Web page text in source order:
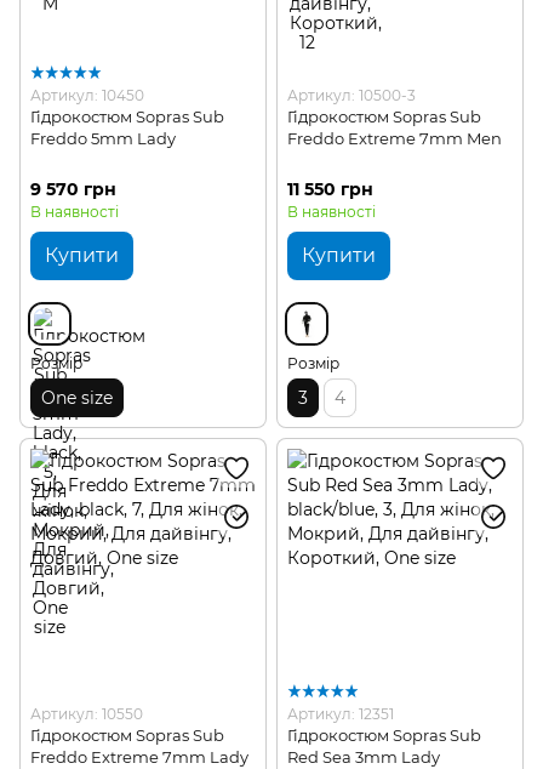
Артикул: 10450
Гідрокостюм Sopras Sub
Freddo 5mm Lady
9 570 грн
В наявності
Купити
Розмір
One size
Артикул: 10500-3
Гідрокостюм Sopras Sub
Freddo Extreme 7mm Men
11 550 грн
В наявності
Купити
Розмір
3 4
Артикул: 10550
Гідрокостюм Sopras Sub
Freddo Extreme 7mm Lady
Артикул: 12351
Гідрокостюм Sopras Sub
Red Sea 3mm Lady